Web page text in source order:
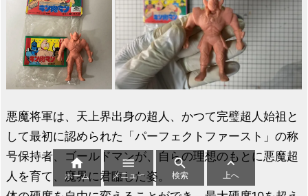
悪魔将軍は、天上界出身の超人、かつて完璧超人始祖と
して最初に認められた「パーフェクトファースト」の称
号保持者、ゴールドマンが、自らの理想のもとに悪魔超
人を育て、魔界に君臨した姿。

ホーム

メニュー

検索

上へ